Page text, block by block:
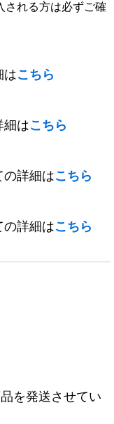
される方は必ずご確
はこちら
細はこちら
詳細はこちら
詳細はこちら
を発送させてい